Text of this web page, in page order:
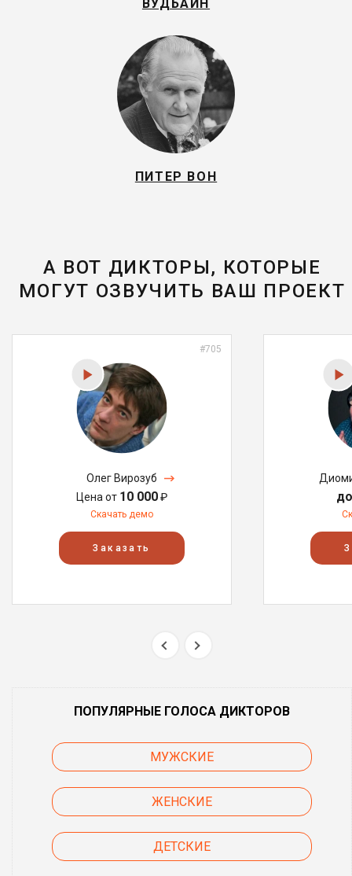
ВУДБАЙН
ПИТЕР ВОН
А ВОТ ДИКТОРЫ, КОТОРЫЕ
МОГУТ ОЗВУЧИТЬ ВАШ ПРОЕКТ
#705
Олег Вирозуб
Цена от 10 000₽
Скачать демо
Заказать
ПОПУЛЯРНЫЕ ГОЛОСА ДИКТОРОВ
МУЖСКИЕ
ЖЕНСКИЕ
ДЕТСКИЕ